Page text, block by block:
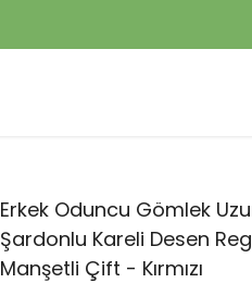
Erkek Oduncu Gömlek
Şardonlu Kareli Desen
Manşetli Çift - Kırmızı